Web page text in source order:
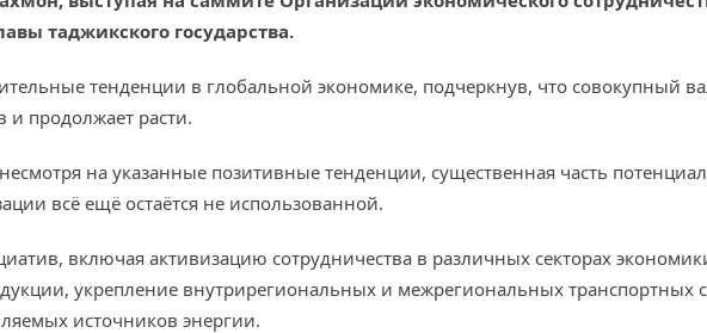
таджикского государства.
тенденции в глобальной экономике, подчеркнув, что совокупный
продолжает расти.
на указанные позитивные тенденции, существенная часть
всё ещё остаётся не использованной.
включая активизацию сотрудничества в различных секторах
укрепление внутрирегиональных и межрегиональных транспортных
источников энергии.